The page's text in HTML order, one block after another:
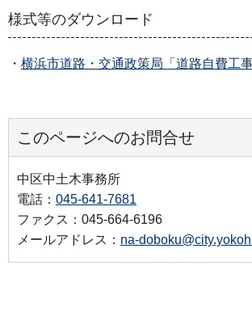
様式等のダウンロード
・ 横浜市道路・交通政策局「道路自費工
このページへのお問合せ
中区中土木事務所
電話： 045-641-7681
ファクス：045-664-6196
メールアドレス： na-